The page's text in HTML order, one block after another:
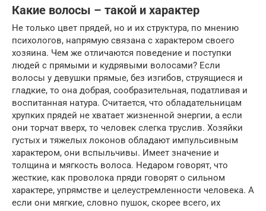
Какие волосы – такой и характер
Не только цвет прядей, но и их структура, по мнению
психологов, напрямую связана с характером своего
хозяина. Чем же отличаются поведение и поступки
людей с прямыми и кудрявыми волосами? Если
волосы у девушки прямые, без изгибов, струящиеся и
гладкие, то она добрая, сообразительная, податливая и
воспитанная натура. Считается, что обладательницам
хрупких прядей не хватает жизненной энергии, а если
они торчат вверх, то человек слегка труслив. Хозяйки
густых и тяжелых локонов обладают импульсивным
характером, они вспыльчивы. Имеет значение и
толщина и мягкость волоса. Недаром говорят, что
жесткие, как проволока пряди говорят о сильном
характере, упрямстве и целеустремленности человека. А
если они мягкие, словно пушок, скорее всего, их